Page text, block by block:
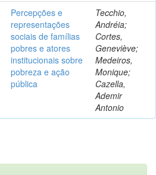
Percepções e
representações
sociais de famílias
pobres e atores
institucionais sobre
pobreza e ação
pública
Tecchio,
Andréia;
Cortes,
Geneviève;
Medeiros,
Monique;
Cazella,
Ademir
Antonio